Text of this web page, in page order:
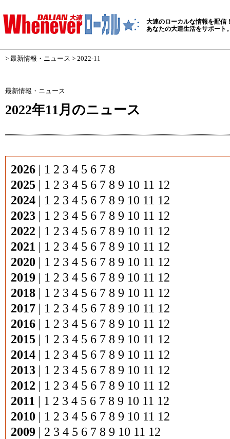
大連のローカルな情報を配信
あなたの大連生活をサポート
> 最新情報・ニュース > 2022-11
最新情報・ニュース
2022年11月のニュース
2026 | 1 2 3 4 5 6 7 8
2025 | 1 2 3 4 5 6 7 8 9 10 11 12
2024 | 1 2 3 4 5 6 7 8 9 10 11 12
2023 | 1 2 3 4 5 6 7 8 9 10 11 12
2022 | 1 2 3 4 5 6 7 8 9 10 11 12
2021 | 1 2 3 4 5 6 7 8 9 10 11 12
2020 | 1 2 3 4 5 6 7 8 9 10 11 12
2019 | 1 2 3 4 5 6 7 8 9 10 11 12
2018 | 1 2 3 4 5 6 7 8 9 10 11 12
2017 | 1 2 3 4 5 6 7 8 9 10 11 12
2016 | 1 2 3 4 5 6 7 8 9 10 11 12
2015 | 1 2 3 4 5 6 7 8 9 10 11 12
2014 | 1 2 3 4 5 6 7 8 9 10 11 12
2013 | 1 2 3 4 5 6 7 8 9 10 11 12
2012 | 1 2 3 4 5 6 7 8 9 10 11 12
2011 | 1 2 3 4 5 6 7 8 9 10 11 12
2010 | 1 2 3 4 5 6 7 8 9 10 11 12
2009 | 2 3 4 5 6 7 8 9 10 11 12